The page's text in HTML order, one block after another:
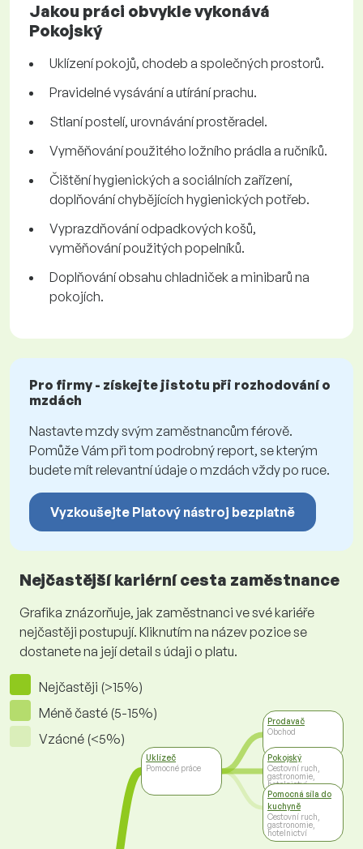
Jakou práci obvykle vykonává
Pokojský
Uklízení pokojů, chodeb a společných prostorů.
Pravidelné vysávání a utírání prachu.
Stlaní postelí, urovnávání prostěradel.
Vyměňování použitého ložního prádla a ručníků.
Čištění hygienických a sociálních zařízení,
doplňování chybějících hygienických potřeb.
Vyprazdňování odpadkových košů,
vyměňování použitých popelníků.
Doplňování obsahu chladniček a minibarů na
pokojích.
Pro firmy - získejte jistotu při rozhodování o
mzdách
Nastavte mzdy svým zaměstnancům férově.
Pomůže Vám při tom podrobný report, se kterým
budete mít relevantní údaje o mzdách vždy po ruce.
Vyzkoušejte Platový nástroj bezplatně
Nejčastější kariérní cesta zaměstnance
Grafika znázorňuje, jak zaměstnanci ve své kariéře
nejčastěji postupují. Kliknutím na název pozice se
dostanete na její detail s údaji o platu.
Nejčastěji (>15%)
Méně časté (5-15%)
Vzácné (<5%)
Uklízeč
Pomocné práce
Prodavač
Obchod
Pokojský
Cestovní ruch,
gastronomie,
hotelnictví
Pomocná síla do
kuchyně
Cestovní ruch,
gastronomie,
hotelnictví